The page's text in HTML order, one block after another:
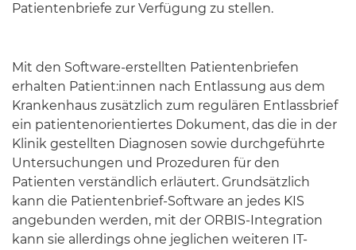
Patientenbriefe zur Verfügung zu stellen.
Mit den Software-erstellten Patientenbriefen
erhalten Patient:innen nach Entlassung aus dem
Krankenhaus zusätzlich zum regulären Entlassbrief
ein patientenorientiertes Dokument, das die in der
Klinik gestellten Diagnosen sowie durchgeführte
Untersuchungen und Prozeduren für den
Patienten verständlich erläutert. Grundsätzlich
kann die Patientenbrief-Software an jedes KIS
angebunden werden, mit der ORBIS-Integration
kann sie allerdings ohne jeglichen weiteren IT-